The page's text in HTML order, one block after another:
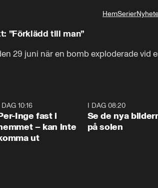
HemSerier
”Förklädd till man”
DAG 10:16
Inge fast i
– kan inte
ut
I DAG 08:20
Se de nya
på solen